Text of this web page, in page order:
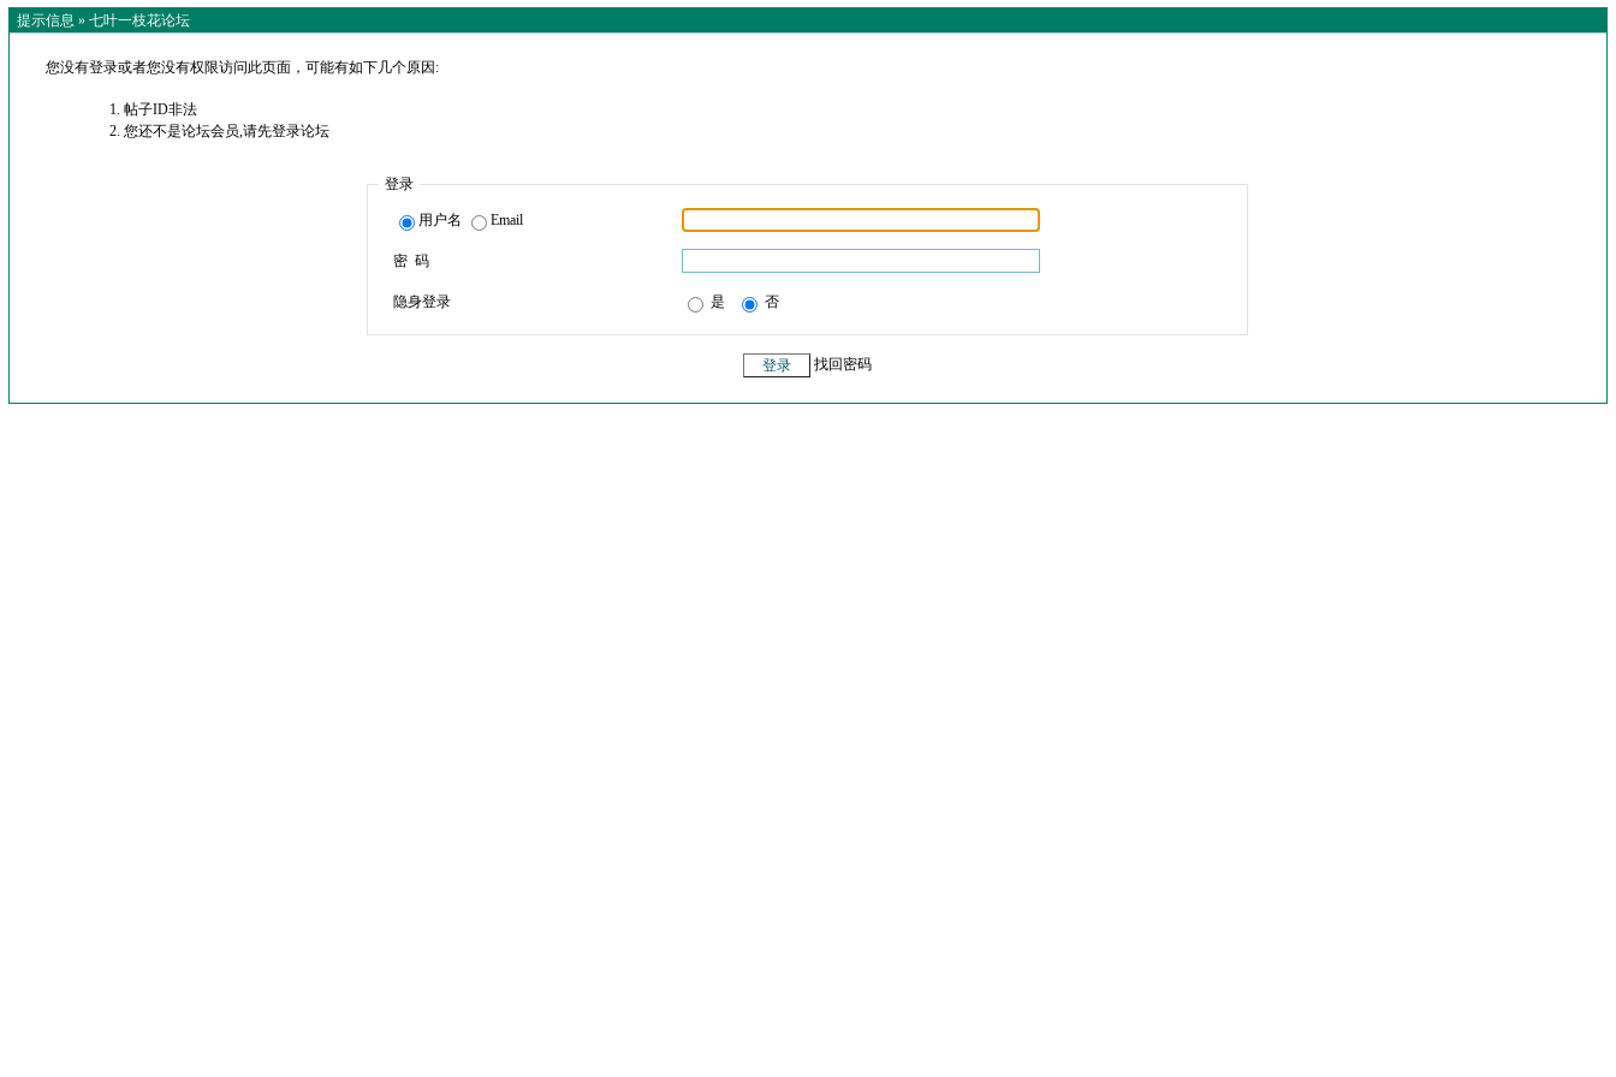
提示信息 » 七叶一枝花论坛
您没有登录或者您没有权限访问此页面，可能有如下几个原因:
帖子ID非法
您还不是论坛会员,请先登录论坛
登录
用户名 Email
密 码
隐身登录 是 否
找回密码